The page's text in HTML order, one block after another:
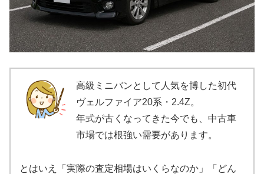
高級ミニバンとして人気を博した初代
ヴェルファイア20系・2.4Z。
年式が古くなってきた今でも、中古車
市場では根強い需要があります。
とはいえ「実際の査定相場はいくらなのか」「どん